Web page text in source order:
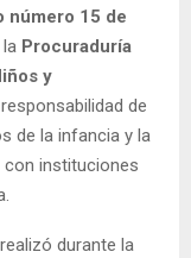
número 15 de
Procuraduría
y
de
de la infancia y la
instituciones
durante la